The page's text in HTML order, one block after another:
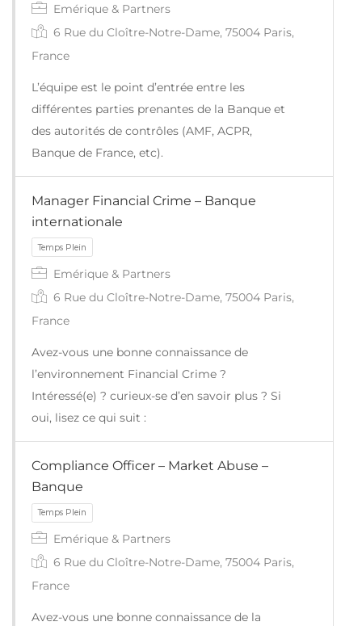
Temps Plein
Temps Plein
Emérique & Partners
6 Rue du Cloître-Notre-Dame, 75004 Paris,
France
L’équipe est le point d’entrée entre les
différentes parties prenantes de la Banque et
des autorités de contrôles (AMF, ACPR,
Banque de France, etc).
Manager Financial Crime – Banque
internationale
Emérique & Partners
6 Rue du Cloître-Notre-Dame, 75004 Paris,
France
Avez-vous une bonne connaissance de
l’environnement Financial Crime ?
Intéressé(e) ? curieux-se d’en savoir plus ? Si
oui, lisez ce qui suit :
Compliance Officer – Market Abuse –
Banque
Emérique & Partners
6 Rue du Cloître-Notre-Dame, 75004 Paris,
France
Avez-vous une bonne connaissance de la